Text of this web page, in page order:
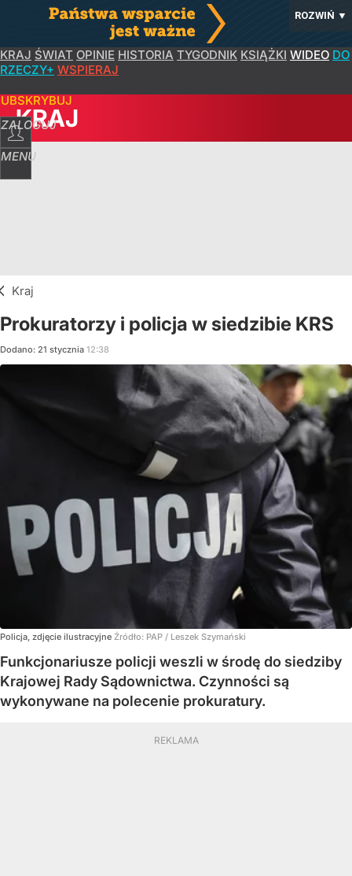
ROZWIŃ ▼
KRAJ ŚWIAT OPINIE HISTORIA TYGODNIK KSIĄŻKI WIDEO DO
RZECZY+ WSPIERAJ
ZALOGUJ
MENU
KRAJ
Kraj
Prokuratorzy i policja w siedzibie KRS
Dodano: 21 stycznia 12:38
Policja, zdjęcie ilustracyjne Źródło: PAP / Leszek Szymański
Funkcjonariusze policji weszli w środę do siedziby
Krajowej Rady Sądownictwa. Czynności są
wykonywane na polecenie prokuratury.